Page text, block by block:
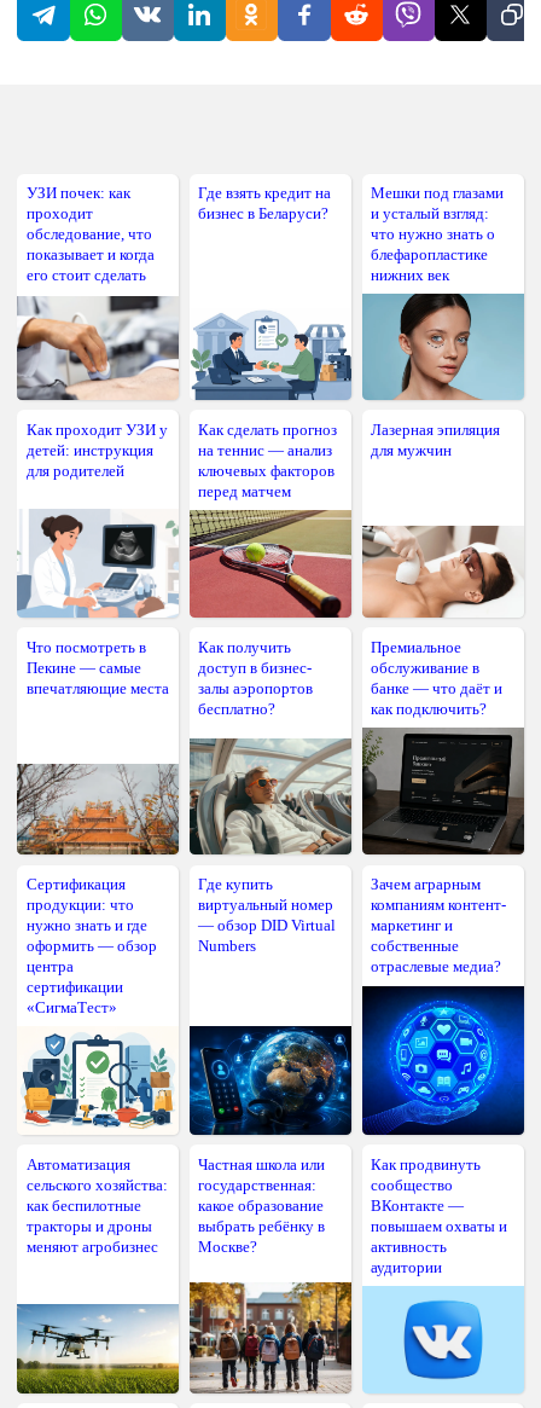
УЗИ почек: как
проходит
обследование, что
показывает и когда
его стоит сделать
Где взять кредит на
бизнес в Беларуси?
Мешки под глазами
и усталый взгляд:
что нужно знать о
блефаропластике
нижних век
Как проходит УЗИ у
детей: инструкция
для родителей
Как сделать прогноз
на теннис — анализ
ключевых факторов
перед матчем
Лазерная эпиляция
для мужчин
Что посмотреть в
Пекине — самые
впечатляющие места
Как получить
доступ в бизнес-
залы аэропортов
бесплатно?
Премиальное
обслуживание в
банке — что даёт и
как подключить?
Сертификация
продукции: что
нужно знать и где
оформить — обзор
центра
сертификации
«СигмаТест»
Где купить
виртуальный номер
— обзор DID Virtual
Numbers
Зачем аграрным
компаниям контент-
маркетинг и
собственные
отраслевые медиа?
Автоматизация
сельского хозяйства:
как беспилотные
тракторы и дроны
меняют агробизнес
Частная школа или
государственная:
какое образование
выбрать ребёнку в
Москве?
Как продвинуть
сообщество
ВКонтакте —
повышаем охваты и
активность
аудитории